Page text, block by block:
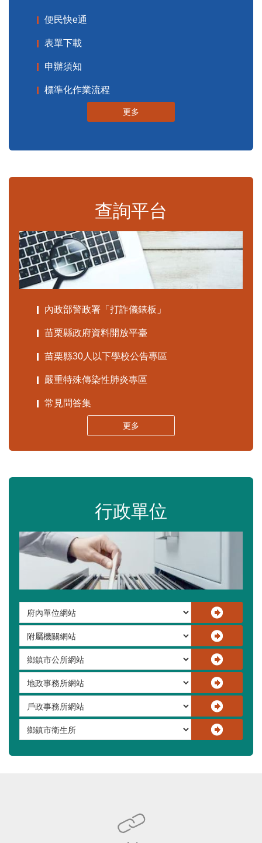
便民快e通
表單下載
申辦須知
標準化作業流程
更多
查詢平台
內政部警政署「打詐儀錶板」
苗栗縣政府資料開放平臺
苗栗縣30人以下學校公告專區
嚴重特殊傳染性肺炎專區
常見問答集
更多
行政單位